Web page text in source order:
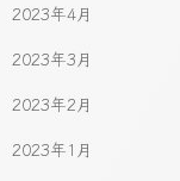
2023年4月
2023年3月
2023年2月
2023年1月